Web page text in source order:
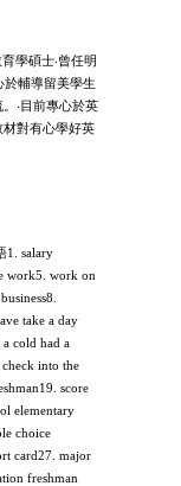
學碩士‧曾任明
於輔導留美學生
‧目前專心於英
材對有心學好英
1. salary
work5. work on
take a day
cold had a
into the
score
elementary
choice
card27. major
freshman